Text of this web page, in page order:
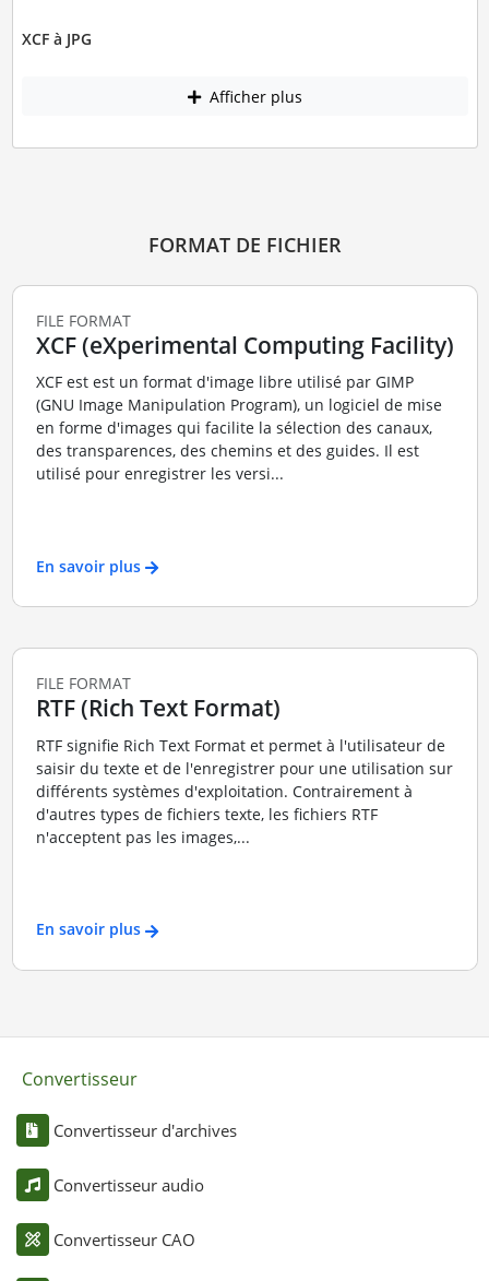
XCF à JPG
Afficher plus
FORMAT DE FICHIER
FILE FORMAT
XCF (eXperimental Computing Facility)
XCF est est un format d'image libre utilisé par GIMP
(GNU Image Manipulation Program), un logiciel de mise
en forme d'images qui facilite la sélection des canaux,
des transparences, des chemins et des guides. Il est
utilisé pour enregistrer les versi...
En savoir plus
FILE FORMAT
RTF (Rich Text Format)
RTF signifie Rich Text Format et permet à l'utilisateur de
saisir du texte et de l'enregistrer pour une utilisation sur
différents systèmes d'exploitation. Contrairement à
d'autres types de fichiers texte, les fichiers RTF
n'acceptent pas les images,...
En savoir plus
Convertisseur
Convertisseur d'archives
Convertisseur audio
Convertisseur CAO